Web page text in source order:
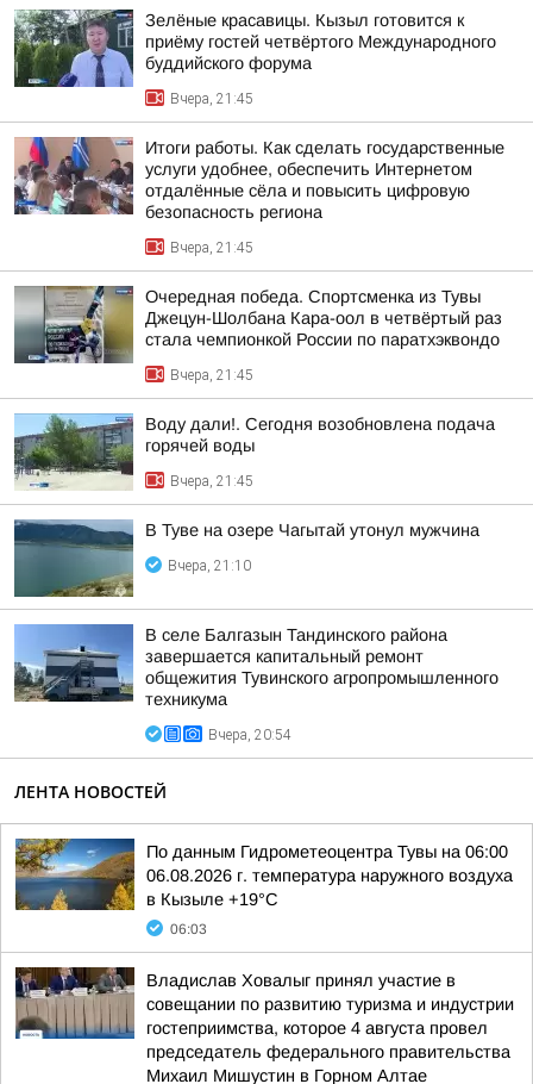
Зелёные красавицы. Кызыл готовится к
приёму гостей четвёртого Международного
буддийского форума
Вчера, 21:45
Итоги работы. Как сделать государственные
услуги удобнее, обеспечить Интернетом
отдалённые сёла и повысить цифровую
безопасность региона
Вчера, 21:45
Очередная победа. Спортсменка из Тувы
Джецун-Шолбана Кара-оол в четвёртый раз
стала чемпионкой России по паратхэквондо
Вчера, 21:45
Воду дали!. Сегодня возобновлена подача
горячей воды
Вчера, 21:45
В Туве на озере Чагытай утонул мужчина
Вчера, 21:10
В селе Балгазын Тандинского района
завершается капитальный ремонт
общежития Тувинского агропромышленного
техникума
Вчера, 20:54
ЛЕНТА НОВОСТЕЙ
По данным Гидрометеоцентра Тувы на 06:00
06.08.2026 г. температура наружного воздуха
в Кызыле +19°С
06:03
Владислав Ховалыг принял участие в
совещании по развитию туризма и индустрии
гостеприимства, которое 4 августа провел
председатель федерального правительства
Михаил Мишустин в Горном Алтае